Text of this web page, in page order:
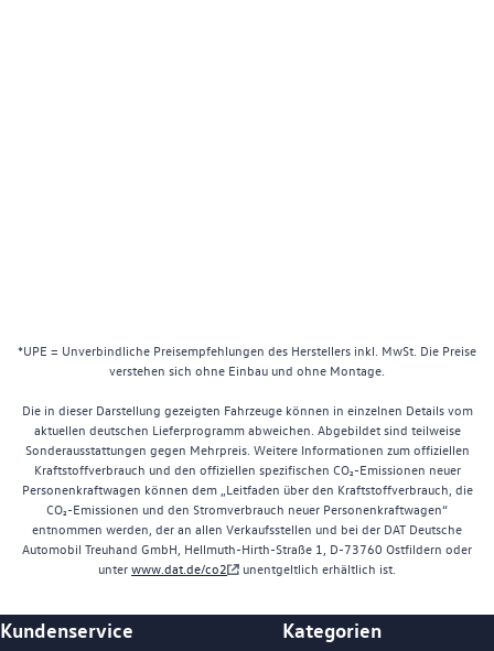
*UPE = Unverbindliche Preisempfehlungen des Herstellers inkl. MwSt. Die Preise
verstehen sich ohne Einbau und ohne Montage.
Die in dieser Darstellung gezeigten Fahrzeuge können in einzelnen Details vom
aktuellen deutschen Lieferprogramm abweichen. Abgebildet sind teilweise
Sonderausstattungen gegen Mehrpreis. Weitere Informationen zum offiziellen
Kraftstoffverbrauch und den offiziellen spezifischen CO₂-Emissionen neuer
Personenkraftwagen können dem „Leitfaden über den Kraftstoffverbrauch, die
CO₂-Emissionen und den Stromverbrauch neuer Personenkraftwagen“
entnommen werden, der an allen Verkaufsstellen und bei der DAT Deutsche
Automobil Treuhand GmbH, Hellmuth-Hirth-Straße 1, D-73760 Ostfildern oder
unterwww.dat.de/co2 unentgeltlich erhältlich ist.
Footer Teaser
Kundenservice Kategorien